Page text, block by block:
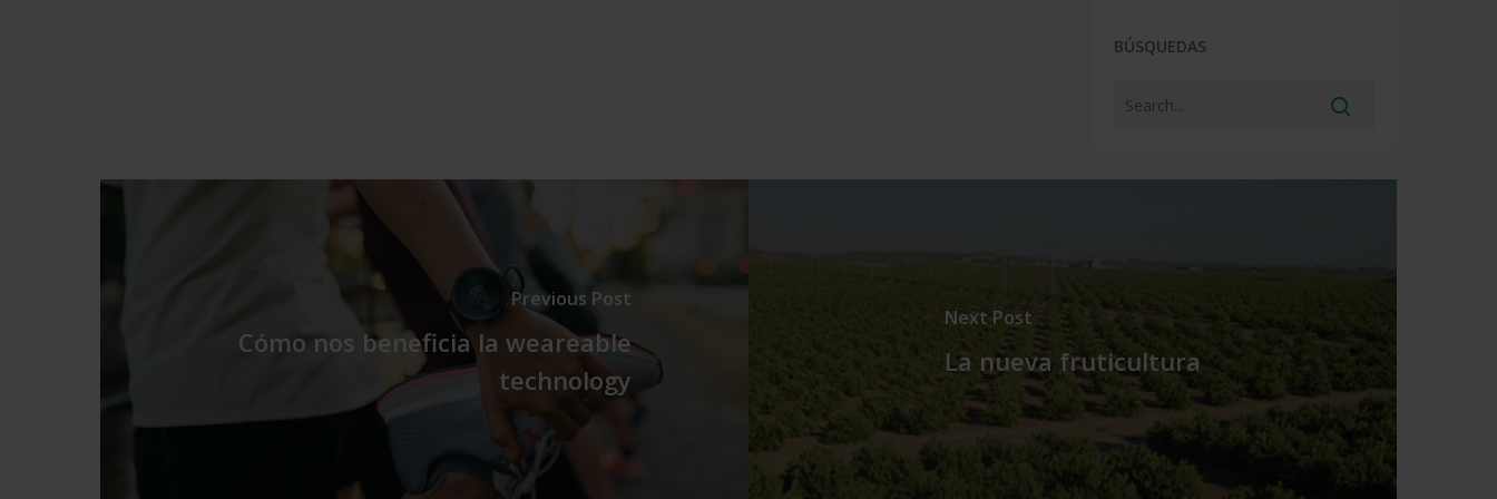
BÚSQUEDAS
Previous Post
Cómo nos beneficia la weareable
technology
Next Post
La nueva fruticultura